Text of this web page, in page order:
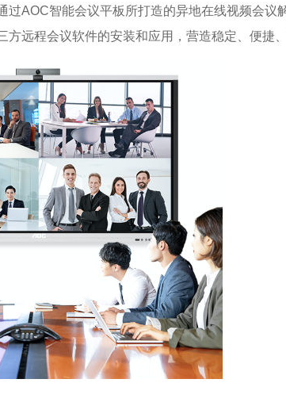
AOC智能会议平板所打造的异地在线视频会议
远程会议软件的安装和应用，营造稳定、便捷